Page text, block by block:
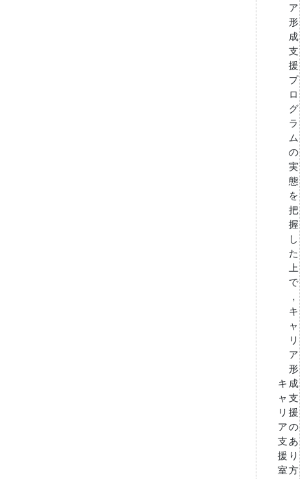
キ
ャ
リ
ア
支
援
室
ア
形
成
支
援
プ
ロ
グ
ラ
ム
の
実
態
を
把
握
し
た
上
で
，
キ
ャ
リ
ア
形
成
支
援
の
あ
り
方